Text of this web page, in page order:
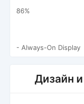
86%
- Always-On Display
Дизайн